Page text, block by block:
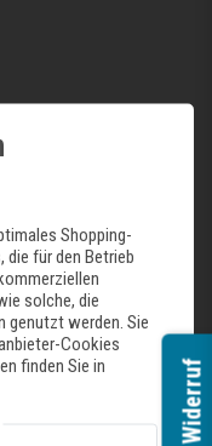
Shopping-
die für den Betrieb
solche, die
genutzt werden. Sie
Cookies
finden Sie in
Widerruf